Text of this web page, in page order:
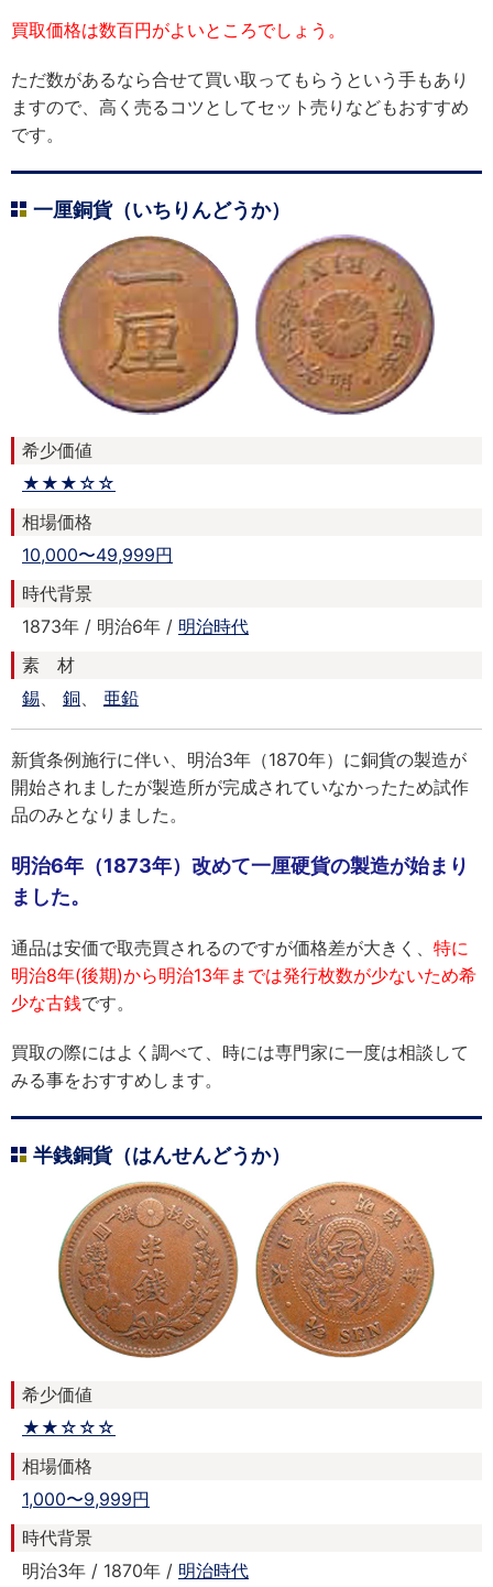
買取価格は数百円がよいところでしょう。
ただ数があるなら合せて買い取ってもらうという手もあり
ますので、高く売るコツとしてセット売りなどもおすすめ
です。
一厘銅貨（いちりんどうか）
希少価値
★★★☆☆
相場価格
10,000〜49,999円
時代背景
1873年 / 明治6年 / 明治時代
素 材
錫
銅 亜鉛
新貨条例施行に伴い、明治3年（1870年）に銅貨の製造が
開始されましたが製造所が完成されていなかったため試作
品のみとなりました。
明治6年（1873年）改めて一厘硬貨の製造が始まり
ました。
通品は安価で取売買されるのですが価格差が大きく、 特に
明治8年(後期)から明治13年までは発行枚数が少ないため希
少な古銭です。
買取の際にはよく調べて、時には専門家に一度は相談して
みる事をおすすめします。
半銭銅貨（はんせんどうか）
希少価値
★★☆☆☆
相場価格
1,000〜9,999円
時代背景
明治3年 / 1870年 / 明治時代